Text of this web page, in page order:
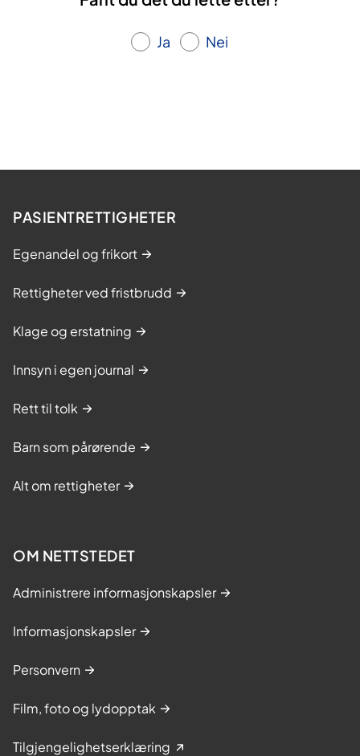
Ja Nei
PASIENTRETTIGHETER
Egenandel og frikort
Rettigheter ved fristbrudd
Klage og erstatning
Innsyn i egen journal
Rett til tolk
Barn som pårørende
Alt om rettigheter
OM NETTSTEDET
Administrere informasjonskapsler
Informasjonskapsler
Personvern
Film, foto og lydopptak
Tilgjengelighetserklæring